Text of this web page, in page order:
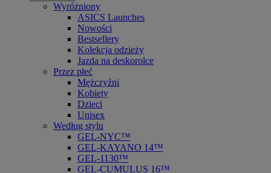
Wyróżniony
ASICS Launches
Nowości
Bestsellery
Kolekcja odzieży
Jazda na deskorolce
Przez płeć
Mężczyźni
Kobiety
Dzieci
Unisex
Według stylu
GEL-NYC™
GEL-KAYANO 14™
GEL-1130™
GEL-CUMULUS 16™